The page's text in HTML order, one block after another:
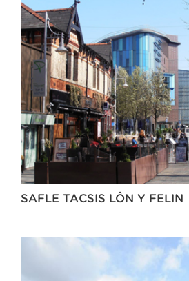
SAFLE TACSIS LÔN Y FELIN